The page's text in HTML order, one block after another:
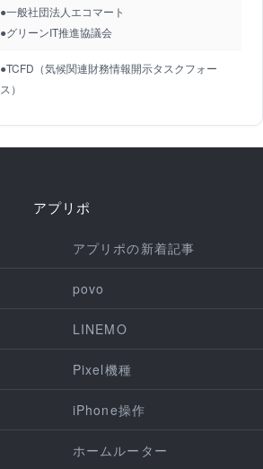
●一般社団法人エコマート
●グリーンIT推進協議会
●TCFD（気候関連財務情報開示タスクフォー
ス）
アプリポ
アプリポの新着記事
povo
LINEMO
Pixel機種
iPhone操作
ホームルーター